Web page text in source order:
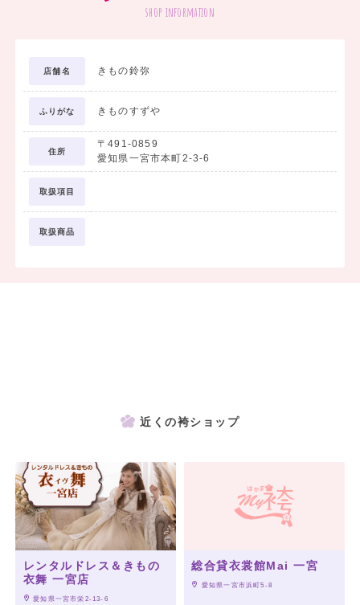
shop information
店舗名 きもの鈴弥
ふりがな きものすずや
住所
〒491-0859
愛知県一宮市本町2-3-6
取扱項目
取扱商品
近くの袴ショップ
レンタルドレス＆きもの
衣舞 一宮店
愛知県一宮市栄2-13-6
総合貸衣裳館Mai 一宮
愛知県一宮市浜町5-8